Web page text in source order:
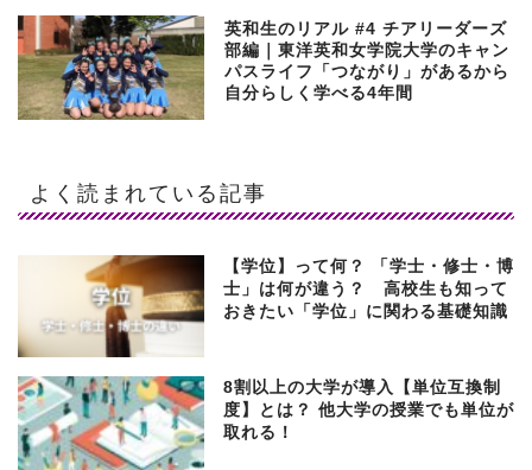
英和生のリアル #4 チアリーダーズ
部編｜東洋英和女学院大学のキャン
パスライフ「つながり」があるから
自分らしく学べる4年間
よく読まれている記事
【学位】って何？ 「学士・修士・博
士」は何が違う？ 高校生も知って
おきたい「学位」に関わる基礎知識
8割以上の大学が導入【単位互換制
度】とは？ 他大学の授業でも単位が
取れる！